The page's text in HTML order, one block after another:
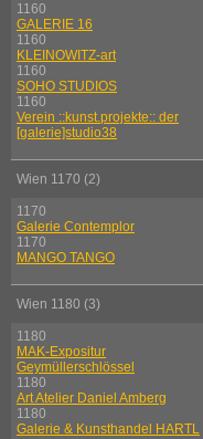
1160
GALERIE 16
1160
KLEINOWITZ-art
1160
SOHO STUDIOS
1160
Verein ::kunst.projekte:: der
[galerie]studio38
Wien 1170 (2)
1170
Galerie Contemplor
1170
MANGO TANGO
Wien 1180 (3)
1180
MAK-Expositur
Geymüllerschlössel
1180
Art Atelier Daniel Amberg
1180
Galerie & Kunsthandel HARTL